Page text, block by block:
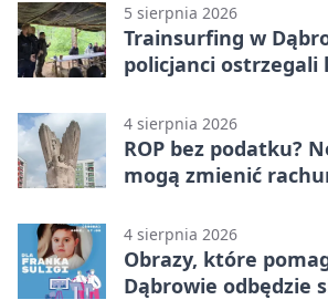
5 sierpnia 2026
Trainsurfing w
policjanci ostrzegali
4 sierpnia 2026
ROP bez podatku?
mogą zmienić
4 sierpnia 2026
Obrazy, które
Dąbrowie odbędzie